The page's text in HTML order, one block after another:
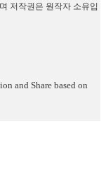
저작권은 원작자 소유입
and Share based on